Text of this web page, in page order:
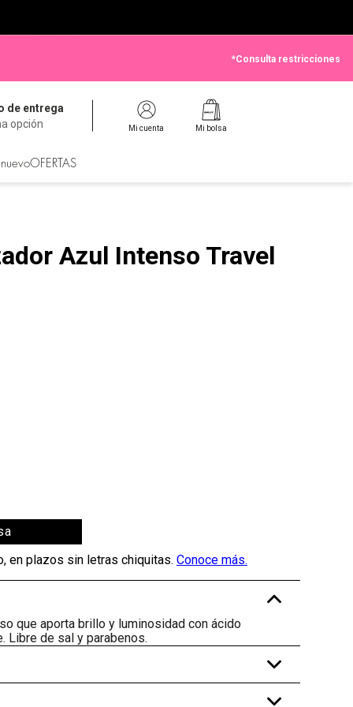
*Consulta restricciones
de entrega
opción
Mi cuenta Mi bolsa
OFERTAS
Azul Intenso Travel
-
que aporta brillo y luminosidad con ácido
Libre de sal y parabenos.
+
+